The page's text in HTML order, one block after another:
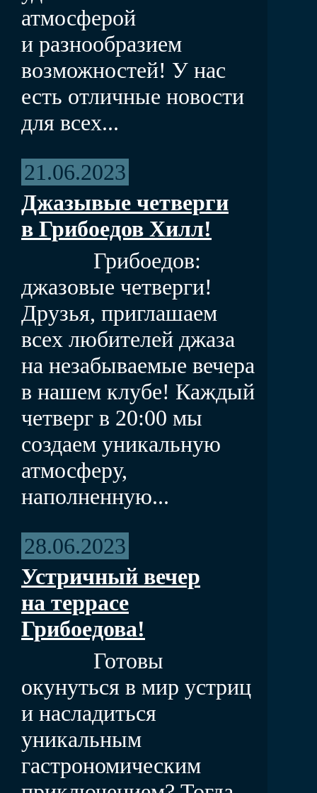
атмосферой
и разнообразием
возможностей! У нас
есть отличные новости
для всех...
21.06.2023
Джазывые четверги
в Грибоедов Хилл!
Грибоедов:
джазовые четверги!
Друзья, приглашаем
всех любителей джаза
на незабываемые вечера
в нашем клубе! Каждый
четверг в 20:00 мы
создаем уникальную
атмосферу,
наполненную...
28.06.2023
Устричный вечер
на террасе
Грибоедова!
Готовы
окунуться в мир устриц
и насладиться
уникальным
гастрономическим